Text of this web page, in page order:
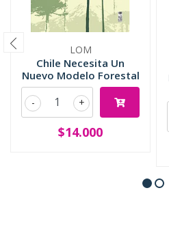
LOM
Chile Necesita Un
Nuevo Modelo Forestal
+
-
$14.000